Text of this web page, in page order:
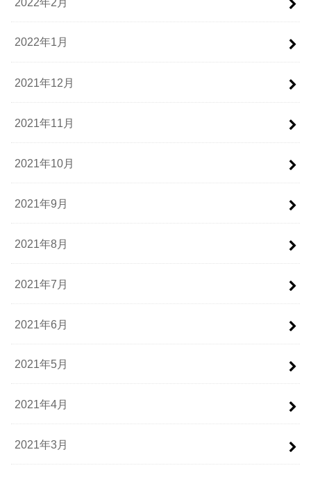
2022年1月
2021年12月
2021年11月
2021年10月
2021年9月
2021年8月
2021年7月
2021年6月
2021年5月
2021年4月
2021年3月